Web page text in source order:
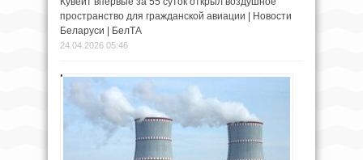
пространство для гражданской авиации | Новости
Беларуси | БелТА
24.04.2026 05:46